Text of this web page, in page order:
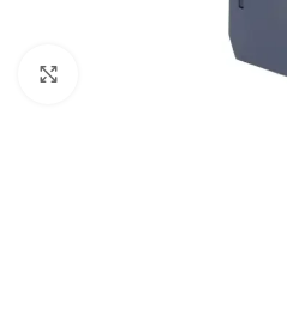
Haga Click para agrandar